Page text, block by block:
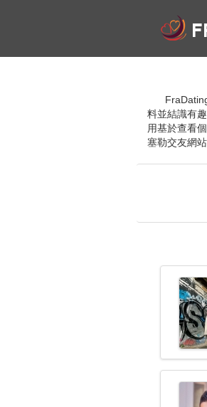
料並結識有
用基於查看
塞勒交友網站